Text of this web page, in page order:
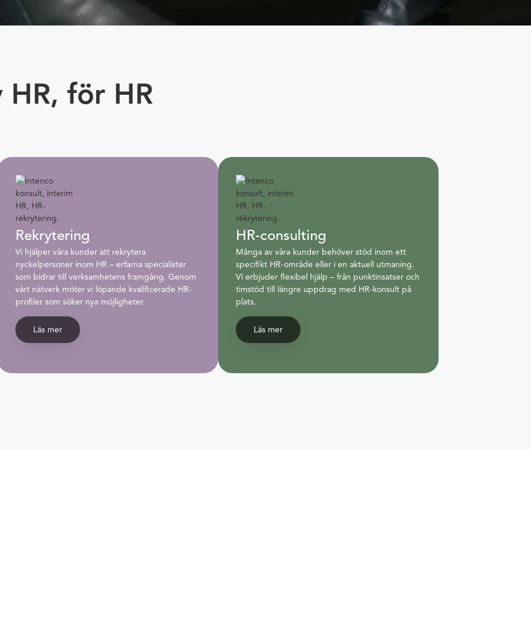
HR, för HR
Rekrytering
Vi hjälper våra kunder att rekrytera
nyckelpersoner inom HR – erfarna specialister
som bidrar till verksamhetens framgång. Genom
vårt nätverk möter vi löpande kvalificerade HR-
profiler som söker nya möjligheter.
Läs mer
HR-consulting
Många av våra kunder behöver stöd inom ett
specifikt HR-område eller i en aktuell utmaning.
Vi erbjuder flexibel hjälp – från punktinsatser och
timstöd till längre uppdrag med HR-konsult på
plats.
Läs mer